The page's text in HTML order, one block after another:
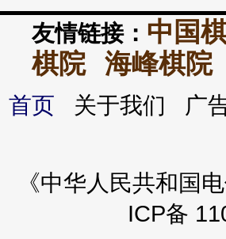
友情链接： 中国
棋院
海峰棋院
首页 关于我们 广
《中华人民共和国
ICP备